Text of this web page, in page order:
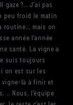
gaze ?… J’ai pas
peu froid le matin
routine… mais on
année l’année
santé. La vigne a
suis toujours
on est sur les
vigne-là à finir et
.. Nous, l’équipe